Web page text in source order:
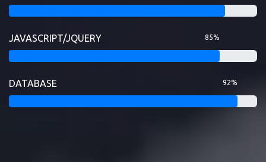
JAVASCRIPT/JQUERY 85%
DATABASE 92%